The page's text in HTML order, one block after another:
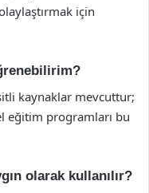
için
kaynaklar mevcuttur;
eğitim programları bu
olarak kullanılır?